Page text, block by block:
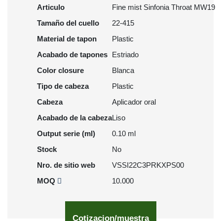
Articulo
Fine mist Sinfonia Throat MW19
Tamaño del cuello
22-415
Material de tapon
Plastic
Acabado de tapones Estriado
Color closure
Blanca
Tipo de cabeza
Plastic
Cabeza
Aplicador oral
Acabado de la cabezaLiso
Output serie (ml)
0.10 ml
Stock
No
Nro. de sitio web
VSSI22C3PRKXPS00
MOQ
10.000
Cotizacion/muestra